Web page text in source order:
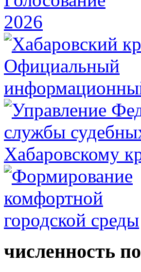
численность